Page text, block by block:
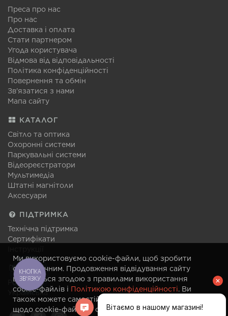
Ми використовуємо cookie-файли, щоб зробити
сайт зручним. Продовження відвідування сайту
вважається згодою з правилами використання
cookie-файлів і Політикою конфіденційності. Ви
також можете самостійно змінити налаштування
щодо cookie-файлів у своєму браузері в будь-який
Преса про нас
Про нас
Доставка і оплата
Стати партнером
Угода користувача
Відмова від відповідальності
Політика конфіденційності
Повернення та обмін
Зв'язатися з нами
Мапа сайту
КАТАЛОГ
Світло та оптика
Охоронні системи
Паркувальні системи
Відеореєстратори
Мультимедіа
Штатні магнітоли
Аксесуари
ПІДТРИМКА
Технічна підтримка
Сертифікати
МОВА
Російська
Українська
КНОПКА
ЗВ'ЯЗКУ